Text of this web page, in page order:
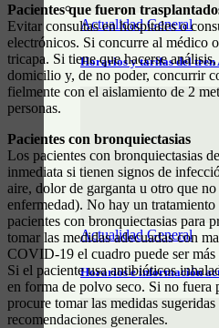
Actualidad General
Horarios y tarifas del tren
Actualidad General
Horarios e información
Pacientes que fueron
Evitar consultas en hospitales o
electrónicos. Si concurre al médico
tricapa. Si tiene que hacerse
domicilio y, de no poder, concurrir
fielmente con el aislamiento de 2
personas.
Pacientes con bronquiectasias
Los pacientes con bronquiectasias
inmediata si tienen signos de
aire, dolor de garganta u otro que
enfermedad). No hay un
pacientes con bronquiectasias para
tomar las medidas adecuadas con
COVID-19 el cuadro puede ser más
Si el paciente usa antibióticos
en forma de polvo seco. Si no fuera
procure tomar las medidas
recomendaciones generales.